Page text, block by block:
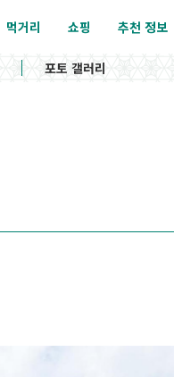
먹거리 쇼핑 추천 정보
포토 갤러리